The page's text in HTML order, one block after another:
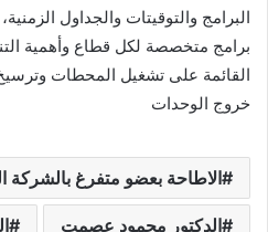
البرامج والتوقيتات والجداول
برامج متخصصة لكل قطاع وأهمية
القائمة على تشغيل المحطات
خروج الوحدات
الاطاحة بعضو متفرغ بالشركة
الدكتور محمود عصمت